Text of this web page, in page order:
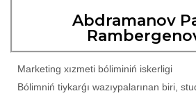
Abdramanov
Marketing xızmeti bóliminiń iskerligi
Bólimniń tiykarǵı wazıypalarınan biri,